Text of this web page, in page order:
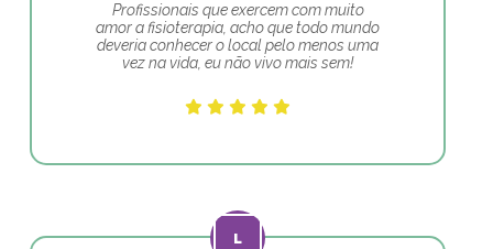
Profissionais que exercem com muito
amor a fisioterapia, acho que todo mundo
deveria conhecer o local pelo menos uma
vez na vida, eu não vivo mais sem!